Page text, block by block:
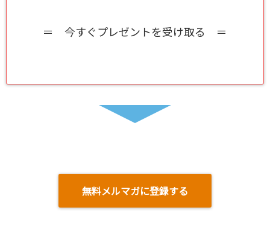
＝ 今すぐプレゼントを受け取る ＝
無料メルマガに登録する